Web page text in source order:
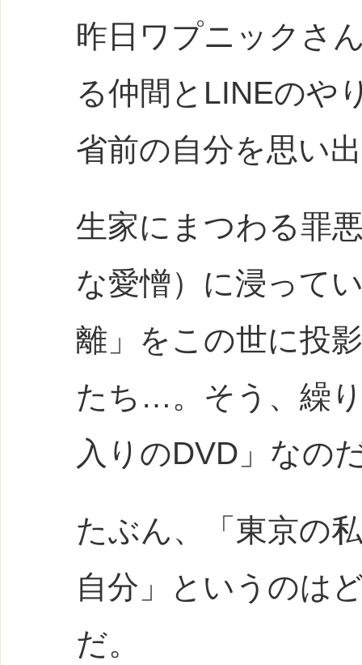
昨日ワプニックさ
る仲間とLINEのや
省前の自分を思い
生家にまつわる罪
な愛憎）に浸って
離」をこの世に投
たち…。そう、繰
入りのDVD」なの
たぶん、「東京の
自分」というのは
だ。